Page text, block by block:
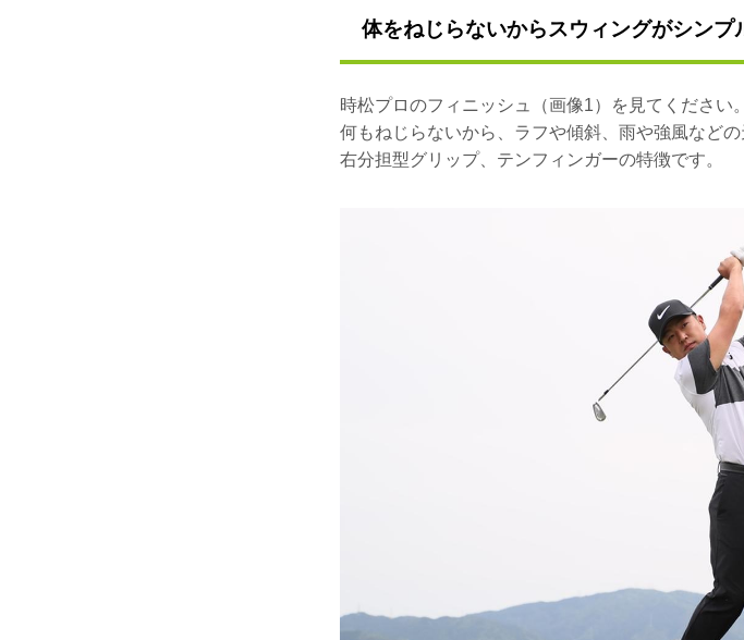
体をねじらないからスウィングがシンプ
時松プロのフィニッシュ（画像1）を見てください
何もねじらないから、ラフや傾斜、雨や強風など
右分担型グリップ、テンフィンガーの特徴です。